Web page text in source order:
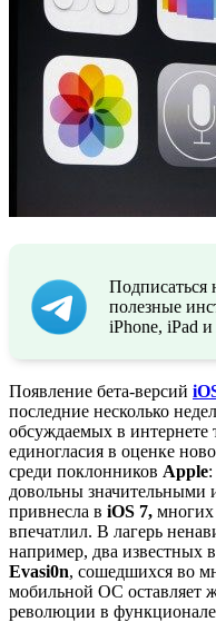
Подписаться
полезные
iPhone, iPad
Появление бета-версий
последние несколько
обсуждаемых в интернете
единогласия в оценке
среди поклонников Apple
довольны значительными
привнесла в iOS 7,
впечатлил. В лагерь
например, два известных
Evasi0n, сошедшихся во
мобильной ОС оставляет
революции в